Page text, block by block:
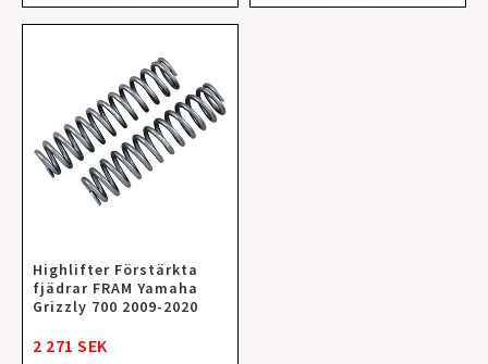
Highlifter Förstärkta
fjädrar FRAM Yamaha
Grizzly 700 2009-2020
2 271 SEK